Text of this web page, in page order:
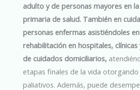
adulto y de personas mayores en
primaria de salud. También en
personas enfermas asistiéndoles
rehabilitación en hospitales,
de cuidados domiciliarios,
etapas finales de la vida otorgando
paliativos. Además, puede